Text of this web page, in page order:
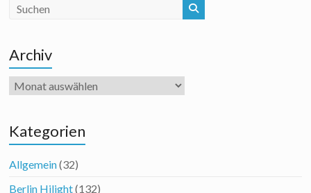
Archiv
Archiv
Kategorien
Allgemein(32)
Berlin Hilight(132)